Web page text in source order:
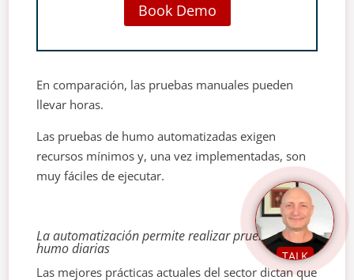
Book Demo
En comparación, las pruebas manuales pueden
llevar horas.
Las pruebas de humo automatizadas exigen
recursos mínimos y, una vez implementadas, son
muy fáciles de ejecutar.
La automatización permite realizar pruebas de
humo diarias
Las mejores prácticas actuales del sector dictan que
TALK